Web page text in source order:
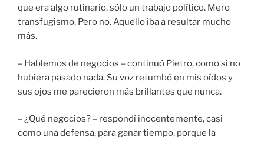
que era algo rutinario, sólo un trabajo político. Mero
transfugismo. Pero no. Aquello iba a resultar mucho
más.
– Hablemos de negocios – continuó Pietro, como si no
hubiera pasado nada. Su voz retumbó en mis oídos y
sus ojos me parecieron más brillantes que nunca.
– ¿Qué negocios? – respondí inocentemente, casi
como una defensa, para ganar tiempo, porque la